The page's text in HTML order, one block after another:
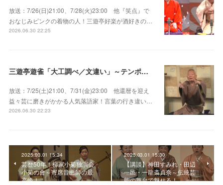
放送：7/26(日)21:00、7/28(火)23:00 他『笑点』で
おなじみピンクの着物の人！三遊亭好楽が酒好きの…
2026.06.30 22:25
三遊亭遊雀「大工調べ／文違い」～テンポよくたたみかける語り口で人気・実力とも屈指！
放送：7/25(土)21:00、7/31(金)23:00 他還暦を迎え
益々芸に磨きがかかる人気落語家！言葉の行き違い…
2026.06.30 22:23
2025.03.01 15:34
芸歴50年！柳家小菊独演会
小菊の會～寄席音曲師の最
高峰！
2025.03.01 15:30
【講談】神田すみれ・田辺
一邑・一龍斎貞奈～伝統芸
能の舞台で魅せる！